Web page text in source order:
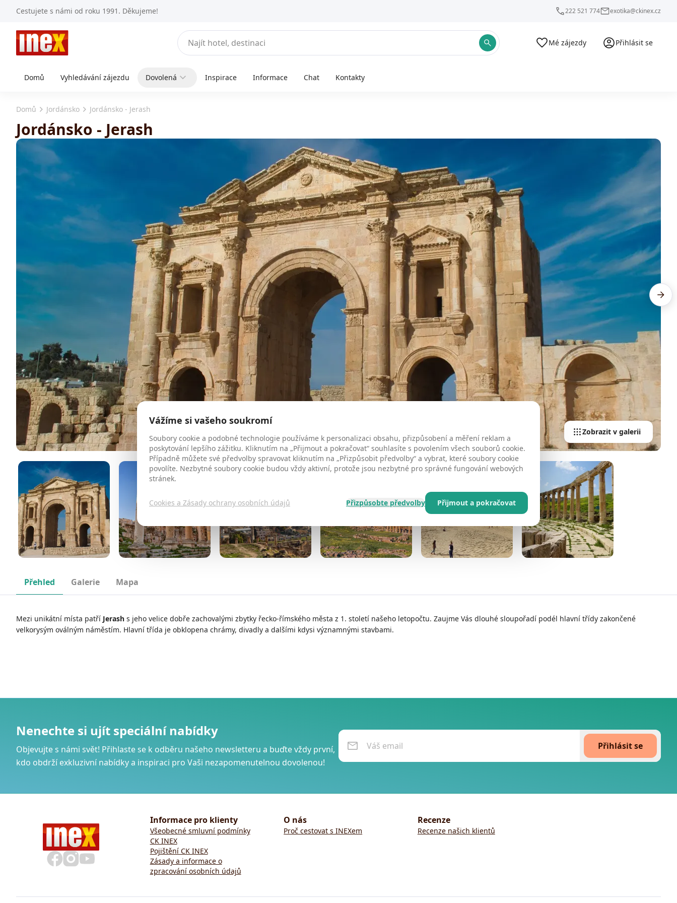
Cestujete s námi od roku 1991. Děkujeme! 222 521 774 exotika@ckinex.cz
Mé zájezdy Přihlásit se
Domů Vyhledávání zájezdu Dovolená Inspirace Informace Chat Kontakty
Domů Jordánsko Jordánsko - Jerash
Jordánsko - Jerash
Zobrazit v galerii
Přehled Galerie Mapa
Mezi unikátní místa patří Jerash s jeho velice dobře zachovalými zbytky řecko-římského města z 1. století našeho letopočtu. Zaujme Vás dlouhé sloupořadí podél hlavní třídy zakončené
velkorysým oválným náměstím. Hlavní třída je obklopena chrámy, divadly a dalšími kdysi významnými stavbami.
Nenechte si ujít speciální nabídky
Objevujte s námi svět! Přihlaste se k odběru našeho newsletteru a buďte vždy první,
kdo obdrží exkluzivní nabídky a inspiraci pro Vaši nezapomenutelnou dovolenou!
Přihlásit se
Informace pro klienty
Všeobecné smluvní podmínky
CK INEX
Pojištění CK INEX
Zásady a informace o
zpracování osobních údajů
O nás
Proč cestovat s INEXem
Recenze
Recenze našich klientů
Vážíme si vašeho soukromí
Soubory cookie a podobné technologie používáme k personalizaci obsahu, přizpůsobení a měření reklam a
poskytování lepšího zážitku. Kliknutím na „Přijmout a pokračovat“ souhlasíte s povolením všech souborů cookie.
Případně můžete své předvolby spravovat kliknutím na „Přizpůsobit předvolby“ a vybrat, které soubory cookie
povolíte. Nezbytné soubory cookie budou vždy aktivní, protože jsou nezbytné pro správné fungování webových
stránek.
Cookies a Zásady ochrany osobních údajů Přizpůsobte předvolby Přijmout a pokračovat